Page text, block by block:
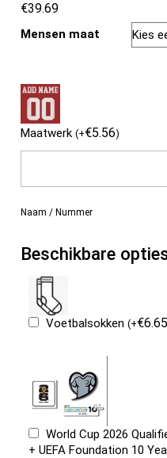
€39.69
Mensen maat
Maatwerk(+€5.56)
Naam / Nummer
Beschikbare
Voetbalsokken(+€
World Cup 2026
+ UEFA Foundation 10